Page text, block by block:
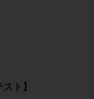
ト】